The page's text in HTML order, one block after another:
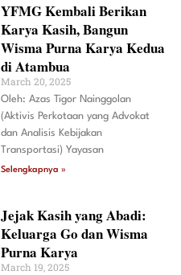
YFMG Kembali Berikan
Karya Kasih, Bangun
Wisma Purna Karya Kedua
di Atambua
March 20, 2025
Oleh: Azas Tigor Nainggolan
(Aktivis Perkotaan yang Advokat
dan Analisis Kebijakan
Transportasi) Yayasan
Selengkapnya »
Jejak Kasih yang Abadi:
Keluarga Go dan Wisma
Purna Karya
March 19, 2025